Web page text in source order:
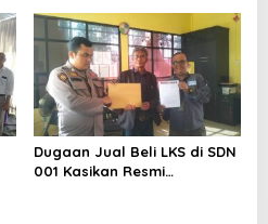
Pelapor Desak Polda Jambi
Segera Lakukan Penahanan
Dugaan Jual Beli LKS di SDN
001 Kasikan Resmi